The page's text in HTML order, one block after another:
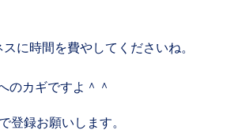
に時間を費やしてくださいね。
のカギですよ＾＾
登録お願いします。